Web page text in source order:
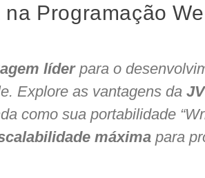
Programação
líderpara o
Explore as vantagens da
como sua portabilidade
máxima para